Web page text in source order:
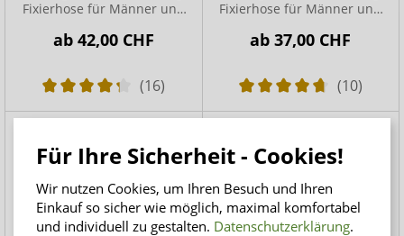
Fixierhose für Männer und
ab 42,00 CHF
(16)
Fixierhose für Männer und
ab37,00 CHF
(10)
Für Ihre Sicherheit - Cookies!
Wir nutzen Cookies, um Ihren Besuch und Ihren
Einkauf so sicher wie möglich, maximal komfortabel
und individuell zu gestalten. Datenschutzerklärung.